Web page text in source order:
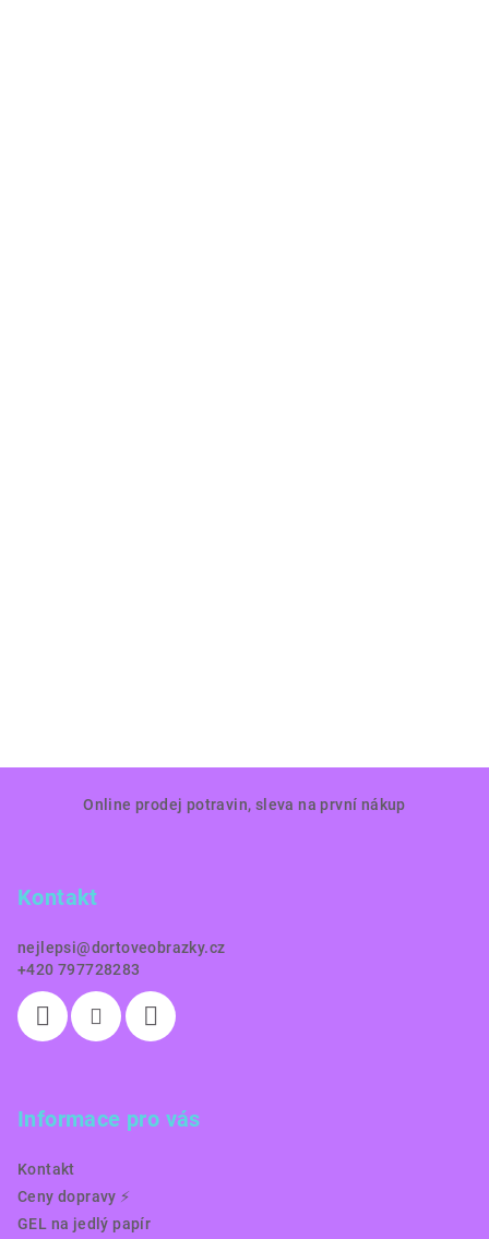
Online prodej potravin, sleva na první nákup
Kontakt
nejlepsi@dortoveobrazky.cz
+420 797728283
Informace pro vás
Kontakt
Ceny dopravy ⚡️
GEL na jedlý papír